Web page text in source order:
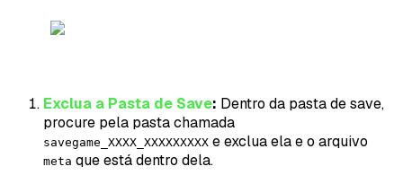
Exclua a Pasta de Save: Dentro da pasta de save,
procure pela pasta chamada
savegame_XXXX_XXXXXXXXX e exclua ela e o arquivo
meta que está dentro dela.